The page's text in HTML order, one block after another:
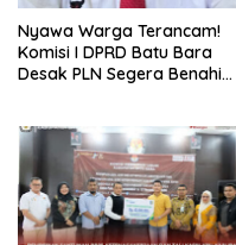
Nyawa Warga Terancam!
Komisi I DPRD Batu Bara
Desak PLN Segera Benahi